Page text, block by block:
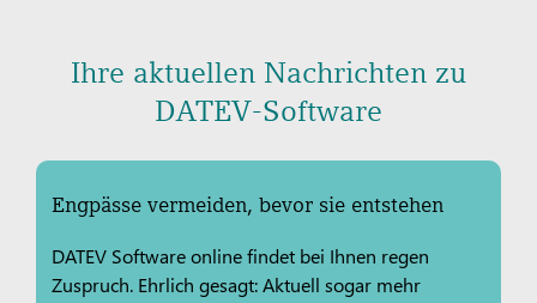
Ihre aktuellen Nachrichten zu
DATEV-Software
Engpässe vermeiden, bevor sie entstehen
DATEV Software online findet bei Ihnen regen
Zuspruch. Ehrlich gesagt: Aktuell sogar mehr